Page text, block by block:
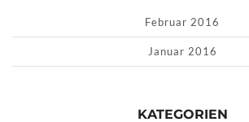
Februar 2016
Januar 2016
KATEGORIEN